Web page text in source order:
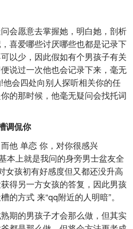
会愿意去掌握她，明白她，剖析
喜爱哪些讨厌哪些也都是记录下
以少，因此假如有个男孩子有关
说过一次他也会记录下来，毫无
会四处向别人探听相关你的任
的那时候，他毫无疑问会找托词
调侃你
他单恋 你，对你很感兴
本上就是我问的身旁男士盆友全
女孩初有好感度但又都还没升高
得另一方女孩的答复，因此男孩
的方式 来“qq附近的人明暗”。
期的男孩子才会那么做，但其实